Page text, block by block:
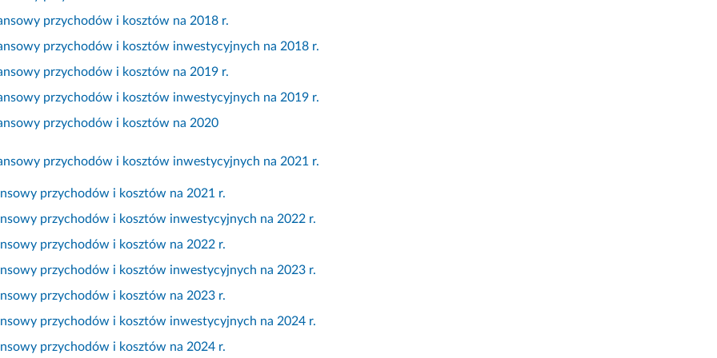
przychodów i kosztów na 2018 r.
przychodów i kosztów inwestycyjnych na 2018 r.
przychodów i kosztów na 2019 r.
przychodów i kosztów inwestycyjnych na 2019 r.
przychodów i kosztów na 2020
przychodów i kosztów inwestycyjnych na 2021 r.
przychodów i kosztów na 2021 r.
przychodów i kosztów inwestycyjnych na 2022 r.
przychodów i kosztów na 2022 r.
przychodów i kosztów inwestycyjnych na 2023 r.
przychodów i kosztów na 2023 r.
przychodów i kosztów inwestycyjnych na 2024 r.
przychodów i kosztów na 2024 r.